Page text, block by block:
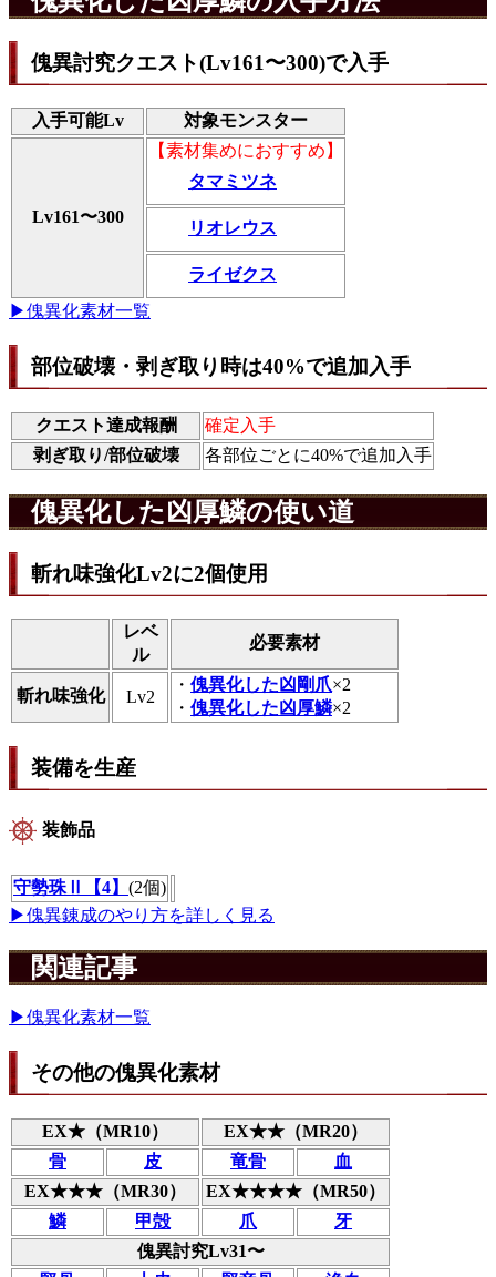
傀異討究クエスト(Lv161〜300)で入手
入手可能Lv 対象モンスター
Lv161〜300
【素材集めにおすすめ】
タマミツネ
リオレウス
ライゼクス
▶︎傀異化素材一覧
部位破壊・剥ぎ取り時は40%で追加入手
クエスト達成報酬
確定入手
剥ぎ取り/部位破壊
各部位ごとに40%で追加入手
傀異化した凶厚鱗の使い道
斬れ味強化Lv2に2個使用
レベ
ル
必要素材
斬れ味強化 Lv2
・ 傀異化した凶剛爪×2
・ 傀異化した凶厚鱗×2
装備を生産
装飾品
守勢珠Ⅱ【4】 (2個)
▶傀異錬成のやり方を詳しく見る
関連記事
▶︎傀異化素材一覧
その他の傀異化素材
EX★（MR10）
EX★★（MR20）
骨
皮 竜骨
血
EX★★★（MR30）
EX★★★★（MR50）
鱗
甲殻 爪
牙
傀異討究Lv31〜